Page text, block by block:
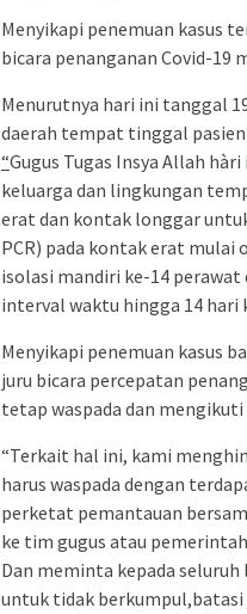
Menyikapi penemuan kasus
bicara penanganan Covid-19
Menurutnya hari ini tanggal
daerah tempat tinggal
“Gugus Tugas Insya Allah
keluarga dan lingkungan
erat dan kontak longgar
PCR) pada kontak erat mulai
isolasi mandiri ke-14
interval waktu hingga 14
Menyikapi penemuan kasus
juru bicara percepatan
tetap waspada dan
“Terkait hal ini, kami
harus waspada dengan
perketat pemantauan
ke tim gugus atau
Dan meminta kepada
untuk tidak